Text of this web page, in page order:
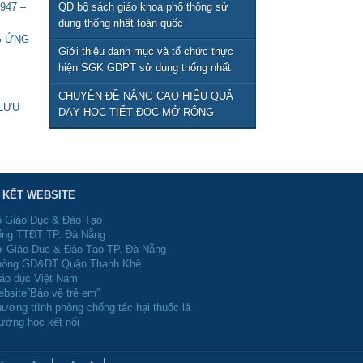
–
ỨNG
QĐ bộ sách giáo khoa phổ thông sử
dụng thống nhất toàn quốc
Giới thiệu danh mục và tổ chức thực
hiện SGK GDPT sử dụng thống nhất
toàn quốc từ năm học 2026-2027
CHUYÊN ĐỀ NÂNG CAO HIỆU QUẢ
DẠY HỌC TIẾT ĐỌC MỞ RỘNG
KẾT WEBSITE
Giáo Dục & Đào Tạo
TTĐT TP. Đà Nẵng
Giáo Dục & Đào Tạo TP. Đà Nẵng
GD&ĐT Quận Thanh Khê
dục Việt Nam
vệ trẻ em”
trình phòng chống tác hại thuốc lá
học kết nối